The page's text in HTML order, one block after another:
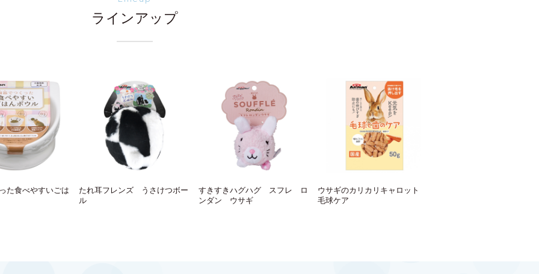
ラインアップ
た食べやすいごは
たれ耳フレンズ うさけつボー
ル
すきすきハグハグ スフレ ロ
ンダン ウサギ
ウサギのカリカリキャロット
毛球ケア